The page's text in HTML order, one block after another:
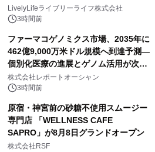
ー付きでスマホからパソコンまで幅広
く活用可能
LivelyLifeライブリーライフ株式会社
3時間前
ファーマコゲノミクス市場、2035年に
462億9,000万米ドル規模へ到達予測―
個別化医療の進展とゲノム活用が次世
代ヘルスケア投資を加速
株式会社レポートオーシャン
3時間前
原宿・神宮前の砂糖不使用スムージー
専門店 「WELLNESS CAFE
SAPRO」が8月8日グランドオープン
株式会社RSF